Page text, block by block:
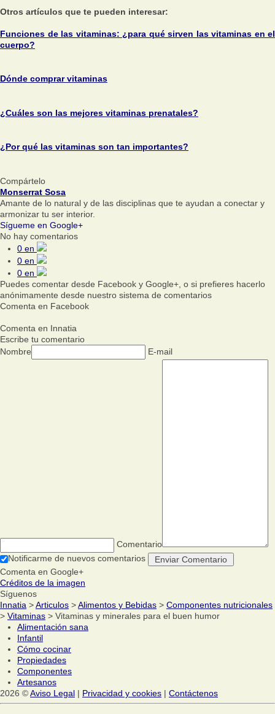
Otros artículos que te pueden interesar:
Funciones de las vitaminas: ¿para qué sirven las vitaminas en el
cuerpo?
Dónde comprar vitaminas
¿Cuáles son las mejores vitaminas prenatales?
¿Por qué las vitaminas son tan importantes?
Compártelo
Monserrat Sosa
Amante de lo natural y de las disciplinas que te ayudan a conectar y
armonizar tu ser interior.
Sígueme en Google+
No hay comentarios
0 en
0 en
0 en
Puedes comentar desde Facebook y Google+, o si prefieres hacerlo
anónimamente desde nuestro sistema de comentarios
Comenta en Facebook
Comenta en Innatia
Escribe tu comentario
Nombre
E-mail
Comentario
Notificarme de nuevos comentarios
Comenta en Google+
Créditos de la imagen
Síguenos
Innatia >Articulos >Alimentos y Bebidas > Componentes nutricionales
> Vitaminas > Vitaminas y minerales para el buen humor
Alimentación sana
Infantil
Cómo cocinar
Propiedades
Componentes
Artesanos
2026 ©Aviso Legal | Privacidad y cookies | Contáctenos